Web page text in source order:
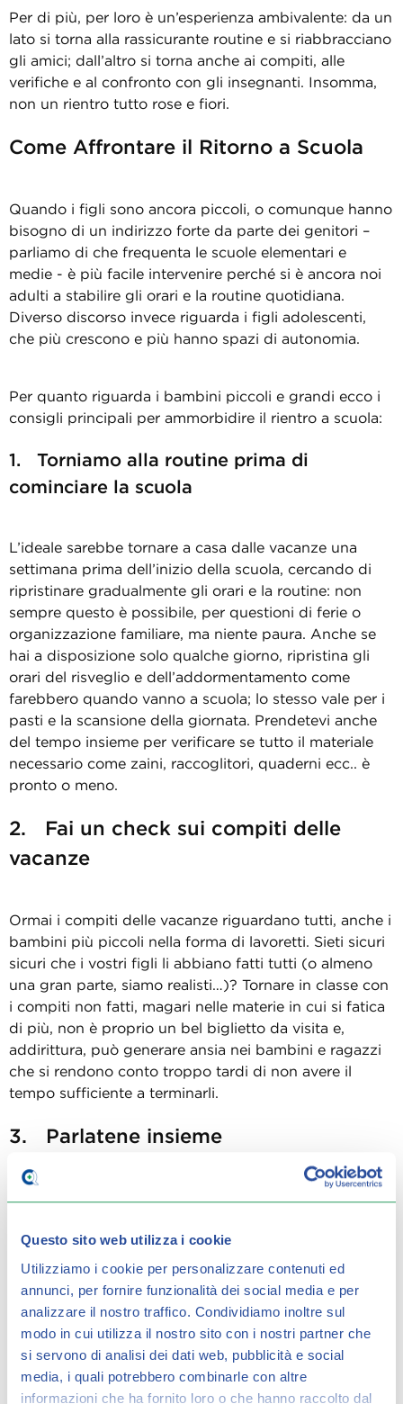
Questo sito web utilizza i cookie
Utilizziamo i cookie per personalizzare contenuti ed
annunci, per fornire funzionalità dei social media e per
analizzare il nostro traffico. Condividiamo inoltre sul
modo in cui utilizza il nostro sito con i nostri partner che
si servono di analisi dei dati web, pubblicità e social
media, i quali potrebbero combinarle con altre
informazioni che ha fornito loro o che hanno raccolto dal
Per di più, per loro è un’esperienza ambivalente: da un
lato si torna alla rassicurante routine e si riabbracciano
gli amici; dall’altro si torna anche ai compiti, alle
verifiche e al confronto con gli insegnanti. Insomma,
non un rientro tutto rose e fiori.
Come Affrontare il Ritorno a Scuola
Quando i figli sono ancora piccoli, o comunque hanno
bisogno di un indirizzo forte da parte dei genitori –
parliamo di che frequenta le scuole elementari e
medie - è più facile intervenire perché si è ancora noi
adulti a stabilire gli orari e la routine quotidiana.
Diverso discorso invece riguarda i figli adolescenti,
che più crescono e più hanno spazi di autonomia.
Per quanto riguarda i bambini piccoli e grandi ecco i
consigli principali per ammorbidire il rientro a scuola:
1. Torniamo alla routine prima di
cominciare la scuola
L’ideale sarebbe tornare a casa dalle vacanze una
settimana prima dell’inizio della scuola, cercando di
ripristinare gradualmente gli orari e la routine: non
sempre questo è possibile, per questioni di ferie o
organizzazione familiare, ma niente paura. Anche se
hai a disposizione solo qualche giorno, ripristina gli
orari del risveglio e dell’addormentamento come
farebbero quando vanno a scuola; lo stesso vale per i
pasti e la scansione della giornata. Prendetevi anche
del tempo insieme per verificare se tutto il materiale
necessario come zaini, raccoglitori, quaderni ecc.. è
pronto o meno.
2. Fai un check sui compiti delle
vacanze
Ormai i compiti delle vacanze riguardano tutti, anche i
bambini più piccoli nella forma di lavoretti. Sieti sicuri
sicuri che i vostri figli li abbiano fatti tutti (o almeno
una gran parte, siamo realisti…)? Tornare in classe con
i compiti non fatti, magari nelle materie in cui si fatica
di più, non è proprio un bel biglietto da visita e,
addirittura, può generare ansia nei bambini e ragazzi
che si rendono conto troppo tardi di non avere il
tempo sufficiente a terminarli.
3. Parlatene insieme
un po’ più maturi, cercando di entrare in empatia:
chiedere ai bambini di parlarci delle loro paure o
preoccupazioni riguardo al ritorno a scuola li aiuterà a
condividere il loro disagio e, sentendosi sostenuti, a
superarlo più facilmente.
Fai attenzione all’umore con cui tornano a casa i primi